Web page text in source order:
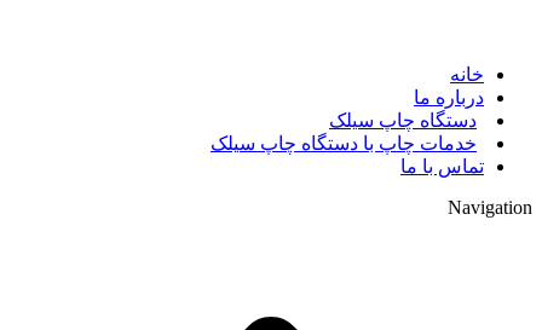
خانه
درباره ما
دستگاه چاپ سیلک
خدمات چاپ با دستگاه چاپ سیلک
تماس با ما
Navigation